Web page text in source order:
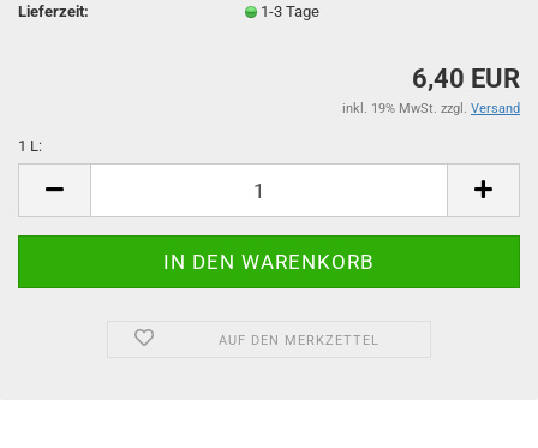
Lieferzeit:
1-3 Tage
6,40 EUR
inkl. 19% MwSt. zzgl. Versand
1 L:
AUF DEN MERKZETTEL